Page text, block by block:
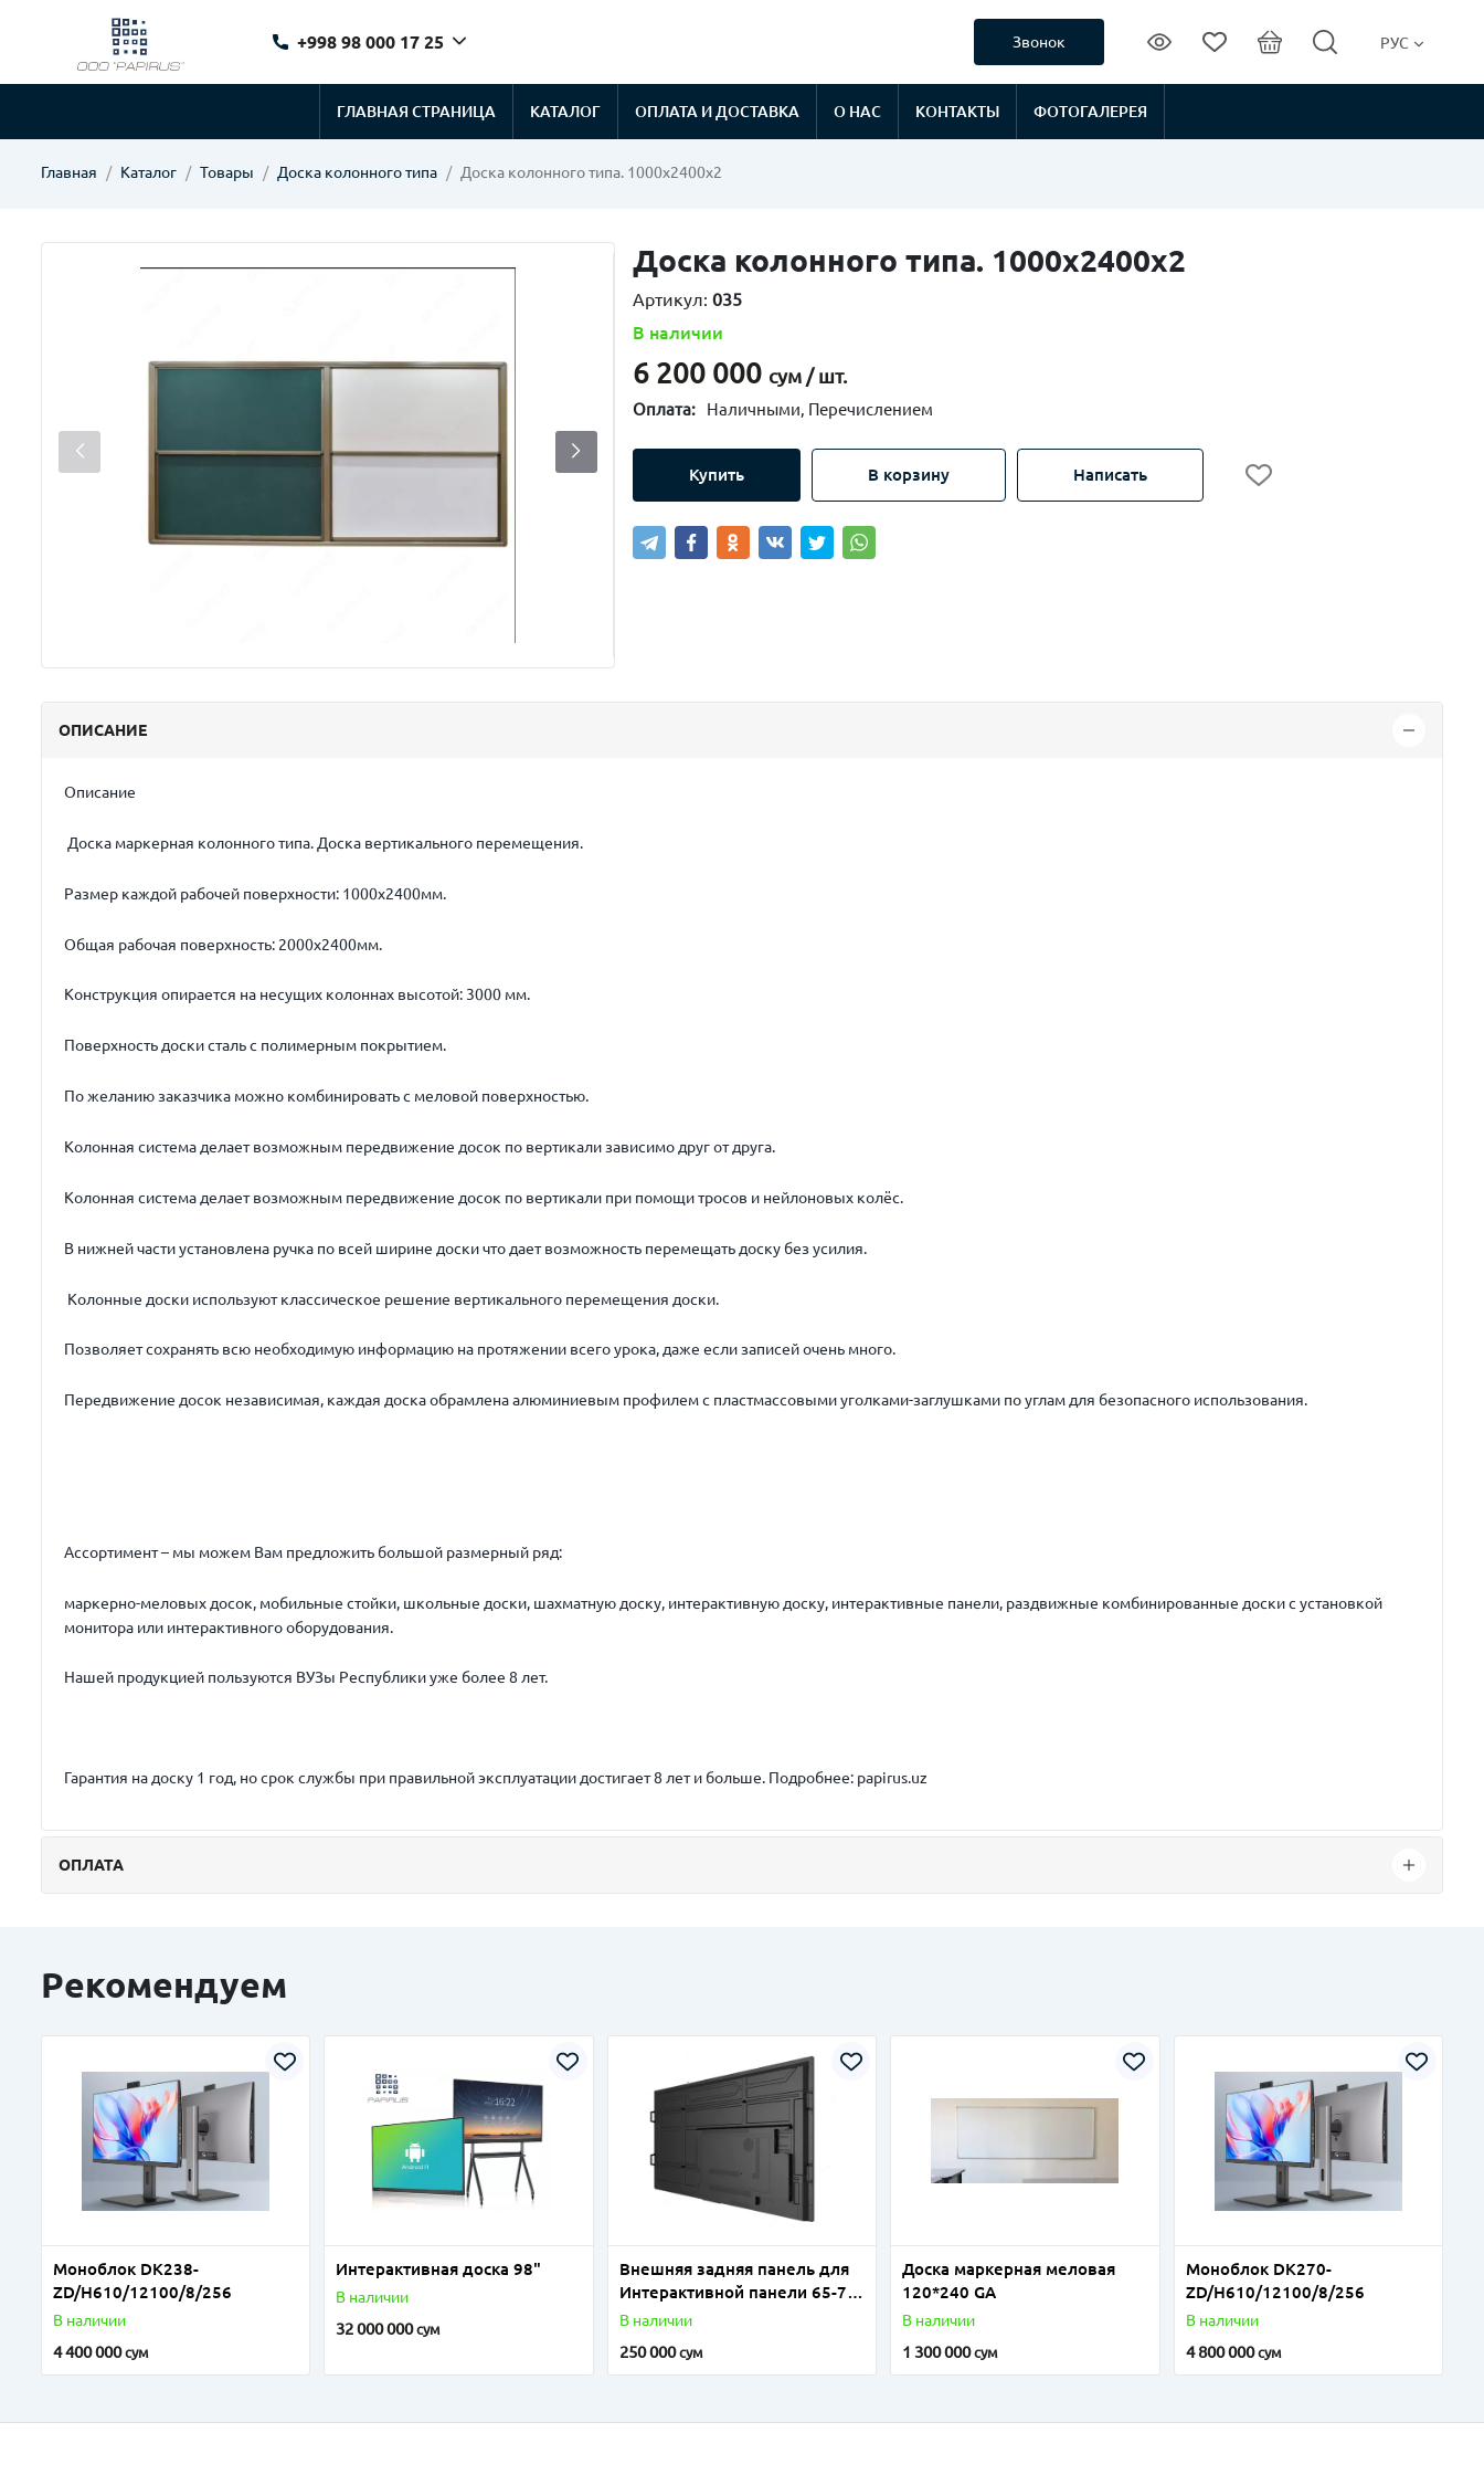
+998 98 000 17 25 Звонок РУС
ГЛАВНАЯ СТРАНИЦА КАТАЛОГ ОПЛАТА И ДОСТАВКА О НАС КОНТАКТЫ ФОТОГАЛЕРЕЯ
Главная Каталог Товары Доска колонного типа Доска колонного типа. 1000х2400х2
Доска колонного типа. 1000х2400х2
Артикул: 035
В наличии
6 200 000 сум / шт.
Оплата: Наличными, Перечислением
Купить В корзину Написать
ОПИСАНИЕ
Описание
Доска маркерная колонного типа. Доска вертикального перемещения.
Размер каждой рабочей поверхности: 1000х2400мм.
Общая рабочая поверхность: 2000х2400мм.
Конструкция опирается на несущих колоннах высотой: 3000 мм.
Поверхность доски сталь с полимерным покрытием.
По желанию заказчика можно комбинировать с меловой поверхностью.
Колонная система делает возможным передвижение досок по вертикали зависимо друг от друга.
Колонная система делает возможным передвижение досок по вертикали при помощи тросов и нейлоновых колёс.
В нижней части установлена ручка по всей ширине доски что дает возможность перемещать доску без усилия.
Колонные доски используют классическое решение вертикального перемещения доски.
Позволяет сохранять всю необходимую информацию на протяжении всего урока, даже если записей очень много.
Передвижение досок независимая, каждая доска обрамлена алюминиевым профилем с пластмассовыми уголками-заглушками по углам для безопасного использования.
Ассортимент – мы можем Вам предложить большой размерный ряд:
маркерно-меловых досок, мобильные стойки, школьные доски, шахматную доску, интерактивную доску, интерактивные панели, раздвижные комбинированные доски с установкой
монитора или интерактивного оборудования.
Нашей продукцией пользуются ВУЗы Республики уже более 8 лет.
Гарантия на доску 1 год, но срок службы при правильной эксплуатации достигает 8 лет и больше. Подробнее: papirus.uz
ОПЛАТА
Рекомендуем
Моноблок DK238-
ZD/H610/12100/8/256
В наличии
4 400 000сум
Интерактивная доска 98"
В наличии
32 000 000сум
Внешняя задняя панель для
Интерактивной панели 65-75-
86"
В наличии
250 000сум
Доска маркерная меловая
120*240 GA
В наличии
1 300 000сум
Моноблок DK270-
ZD/H610/12100/8/256
В наличии
4 800 000сум